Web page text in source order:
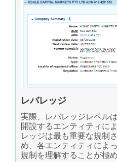
レバレッジ
実際、レバレッジレベル
開設するエンティティに
レッジは最も重要な規制
め、各エンティティによ
規制を理解することが極